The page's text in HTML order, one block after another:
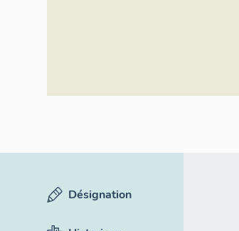
Désignation